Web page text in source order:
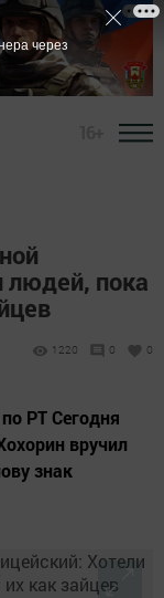
людей, пока
1220 0 0
РТ Сегодня
вручил
знак
через